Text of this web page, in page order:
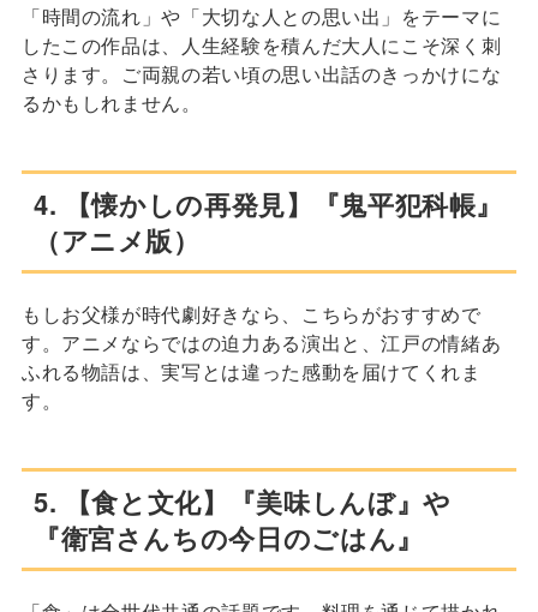
「時間の流れ」や「大切な人との思い出」をテーマに
したこの作品は、人生経験を積んだ大人にこそ深く刺
さります。ご両親の若い頃の思い出話のきっかけにな
るかもしれません。
4. 【懐かしの再発見】『鬼平犯科帳』
（アニメ版）
もしお父様が時代劇好きなら、こちらがおすすめで
す。アニメならではの迫力ある演出と、江戸の情緒あ
ふれる物語は、実写とは違った感動を届けてくれま
す。
5. 【食と文化】『美味しんぼ』や
『衛宮さんちの今日のごはん』